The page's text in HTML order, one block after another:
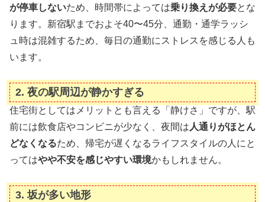
が停車しないため、時間帯によっては乗り換えが必要とな
ります。新宿駅までおよそ40〜45分、通勤・通学ラッシ
ュ時は混雑するため、毎日の通勤にストレスを感じる人も
います。
2. 夜の駅周辺が静かすぎる
住宅街としてはメリットとも言える「静けさ」ですが、駅
前には飲食店やコンビニが少なく、夜間は 人通りがほとん
どなくなるため、帰宅が遅くなるライフスタイルの人にと
ってはやや不安を感じやすい環境かもしれません。
3.坂が多い地形